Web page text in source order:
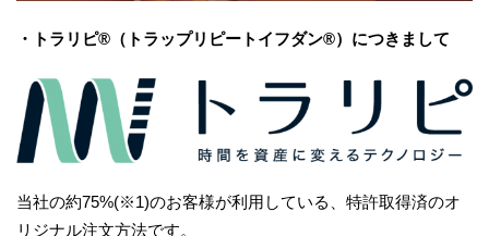
・トラリピ®（トラップリピートイフダン®）につきまして
当社の約75%(※1)のお客様が利用している、特許取得済のオ
リジナル注文方法です。